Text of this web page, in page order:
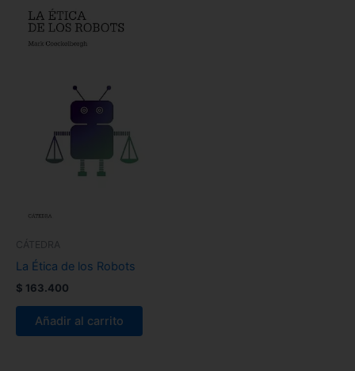
CÁTEDRA
La Ética de los Robots
$ 163.400
Añadir al carrito